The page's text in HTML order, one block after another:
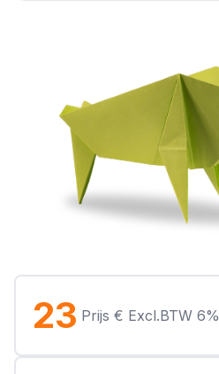
23 Prijs € Excl.BTW 6%